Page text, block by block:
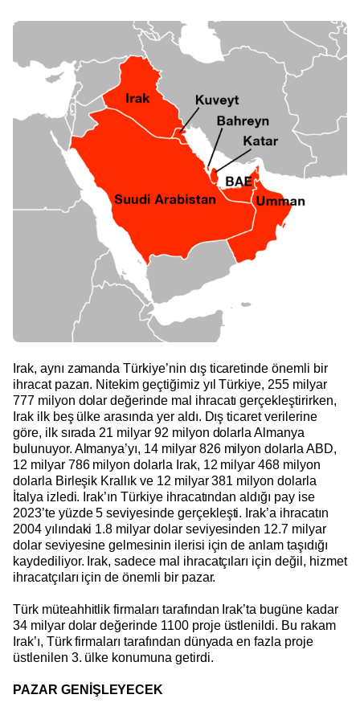
Irak, aynı zamanda Türkiye’nin dış ticaretinde önemli bir
ihracat pazarı. Nitekim geçtiğimiz yıl Türkiye, 255 milyar
777 milyon dolar değerinde mal ihracatı gerçekleştirirken,
Irak ilk beş ülke arasında yer aldı. Dış ticaret verilerine
göre, ilk sırada 21 milyar 92 milyon dolarla Almanya
bulunuyor. Almanya’yı, 14 milyar 826 milyon dolarla ABD,
12 milyar 786 milyon dolarla Irak, 12 milyar 468 milyon
dolarla Birleşik Krallık ve 12 milyar 381 milyon dolarla
İtalya izledi. Irak’ın Türkiye ihracatından aldığı pay ise
2023’te yüzde 5 seviyesinde gerçekleşti. Irak’a ihracatın
2004 yılındaki 1.8 milyar dolar seviyesinden 12.7 milyar
dolar seviyesine gelmesinin ilerisi için de anlam taşıdığı
kaydediliyor. Irak, sadece mal ihracatçıları için değil, hizmet
ihracatçıları için de önemli bir pazar.
Türk müteahhitlik firmaları tarafından Irak’ta bugüne kadar
34 milyar dolar değerinde 1100 proje üstlenildi. Bu rakam
Irak’ı, Türk firmaları tarafından dünyada en fazla proje
üstlenilen 3. ülke konumuna getirdi.
PAZAR GENİŞLEYECEK